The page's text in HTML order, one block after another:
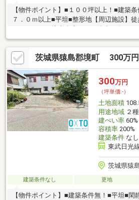
【物件ポイント】■１００坪以上！■建築
７．０ｍ以上■平坦■整形地【周辺施設】徒
店 徒歩２５分カスミフードスク
分《弊社について》古河市を中心に活動し
です。賃貸管理（４０００室）・リフォー
介の総合的にアプローチします。不動産の
弊社にご相談ください。
茨城県猿島郡境町 300万円
300万円
（坪単価:-）
土地面積
用途地域２
建ぺい率60%
容積率200%
建築条件なし
東武日光
茨城県猿
建築条件なし 更地
【物件ポイント】■建築条件無！■平坦■閑